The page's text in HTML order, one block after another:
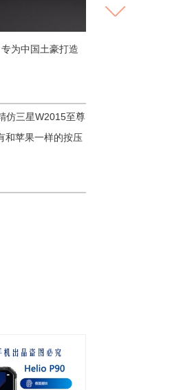
为中国土豪打造
仿三星W2015至尊
和苹果一样的按压